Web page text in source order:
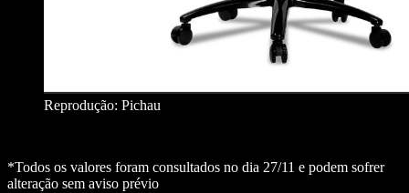
Reprodução: Pichau
*Todos os valores foram consultados no dia 27/11 e podem sofrer
alteração sem aviso prévio